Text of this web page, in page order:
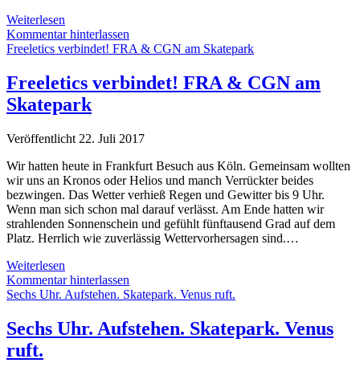
Weiterlesen
Sommer
Urlaub
vorbei.
Es
geht
los.
Kommentar hinterlassen
Freeletics verbindet! FRA & CGN am Skatepark
Freeletics verbindet! FRA & CGN am
Skatepark
Veröffentlicht 22. Juli 2017
Wir hatten heute in Frankfurt Besuch aus Köln. Gemeinsam wollten
wir uns an Kronos oder Helios und manch Verrückter beides
bezwingen. Das Wetter verhieß Regen und Gewitter bis 9 Uhr.
Wenn man sich schon mal darauf verlässt. Am Ende hatten wir
strahlenden Sonnenschein und gefühlt fünftausend Grad auf dem
Platz. Herrlich wie zuverlässig Wettervorhersagen sind.…
Weiterlesen
verbindet!
FRA
CGN
am
Kommentar hinterlassen
Sechs Uhr. Aufstehen. Skatepark. Venus ruft.
Sechs Uhr. Aufstehen. Skatepark. Venus
ruft.